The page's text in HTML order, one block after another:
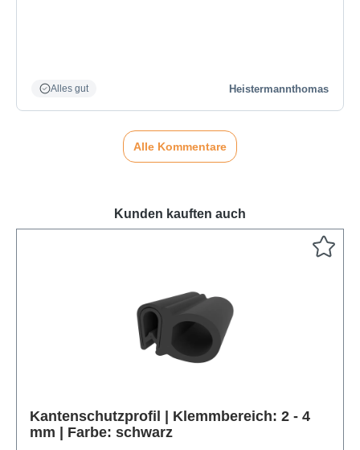
Alles gut Heistermannthomas
Alle Kommentare
Kunden kauften auch
Kantenschutzprofil | Klemmbereich: 2 - 4
mm | Farbe: schwarz